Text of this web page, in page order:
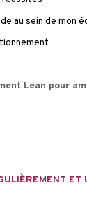
au sein de mon
Lean pour
ET